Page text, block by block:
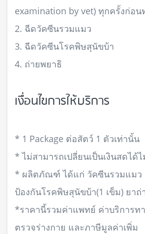
examination by vet) ทุกครั้งก่อ
2. ฉีดวัคซีนรวมแมว
3. ฉีดวัคซีนโรคพิษสุนัขบ้า
4. ถ่ายพยาธิ
เงื่อนไขการให้บริการ
* 1 Package ต่อสัตว์ 1 ตัวเท่านั้น
* ไม่สามารถเปลี่ยนเป็นเงินสดได้
* ผลิตภัณฑ์ ได้แก่ วัคซีนรวมแมว
ป้องกันโรคพิษสุนัขบ้า(1 เข็ม) ยาถ่
*ราคานี้รวมค่าแพทย์ ค่าบริการท
ตรวจร่างกาย และภาษีมูลค่าเพิ่ม